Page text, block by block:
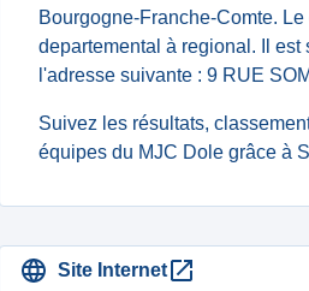
Bourgogne-Franche-Comte.
departemental à regional. Il est
l'adresse suivante : 9 RUE
Suivez les résultats,
équipes du MJC Dole grâce à
Site Internet